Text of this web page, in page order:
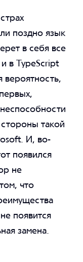
поздно язык
в себя все
в TypeScript
вероятность,
такой
И, во-
появился
не
что
появится
замена.